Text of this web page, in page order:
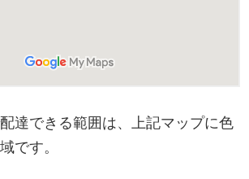
達できる範囲は、上記マップに色
です。